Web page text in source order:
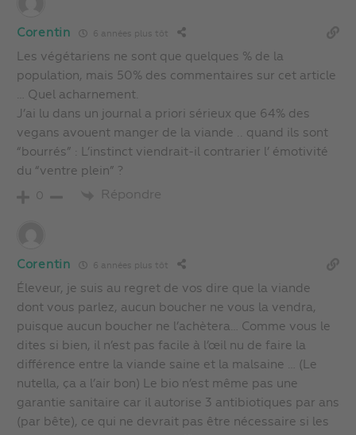
Corentin 6 années plus tôt
Les végétariens ne sont que quelques % de la
population, mais 50% des commentaires sur cet article
… Quel acharnement.
J’ai lu dans un journal a priori sérieux que 64% des
vegans avouent manger de la viande .. quand ils sont
“bourrés” : L’instinct viendrait-il contrarier l’ émotivité
du “ventre plein” ?
0 Répondre
Corentin 6 années plus tôt
Éleveur, je suis au regret de vos dire que la viande
dont vous parlez, aucun boucher ne vous la vendra,
puisque aucun boucher ne l’achètera… Comme vous le
dites si bien, il n’est pas facile à l’œil nu de faire la
différence entre la viande saine et la malsaine … (Le
nutella, ça a l’air bon) Le bio n’est même pas une
garantie sanitaire car il autorise 3 antibiotiques par ans
(par bête), ce qui ne devrait pas être nécessaire si les